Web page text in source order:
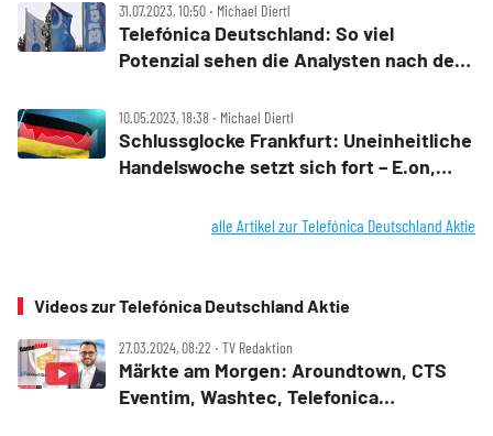
31.07.2023, 10:50 ‧ Michael Diertl
Telefónica Deutschland: So viel
Potenzial sehen die Analysten nach den
10.05.2023, 18:38 ‧ Michael Diertl
Schlussglocke Frankfurt: Uneinheitliche
Handelswoche setzt sich fort – E.on,
Siemens Healthineers, Telefonica,
alle Artikel zur Telefónica Deutschland Aktie
Videos zur Telefónica Deutschland Aktie
27.03.2024, 08:22 ‧ TV Redaktion
Märkte am Morgen: Aroundtown, CTS
Eventim, Washtec, Telefonica